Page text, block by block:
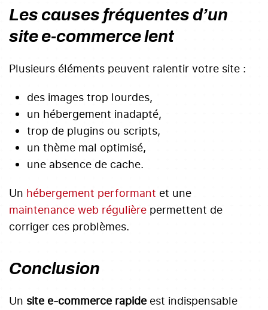
Les causes fréquentes d’un
site e-commerce lent
Plusieurs éléments peuvent ralentir votre site :
des images trop lourdes,
un hébergement inadapté,
trop de plugins ou scripts,
un thème mal optimisé,
une absence de cache.
Un hébergement performant et une
maintenance web régulière permettent de
corriger ces problèmes.
Conclusion
Un site e-commerce rapide est indispensable